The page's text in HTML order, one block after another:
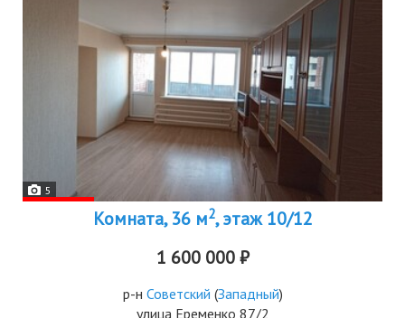
5
Комната, 36 м2, этаж 10/12
1 600 000 ₽
р-н Советский (Западный)
улица Еременко 87/2